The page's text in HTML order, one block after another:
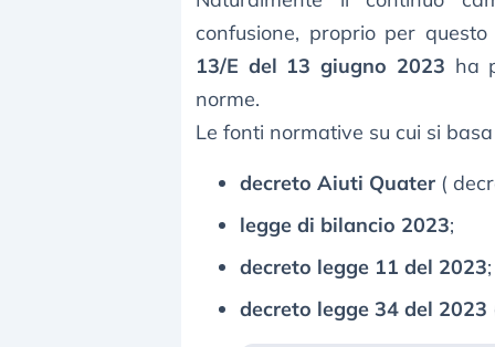
confusione, proprio per
13/E del 13 giugno 2023 ha
norme.
Le fonti normative su cui si
decreto Aiuti Quater (
legge di bilancio 2023;
decreto legge 11 del 2023;
decreto legge 34 del 2023